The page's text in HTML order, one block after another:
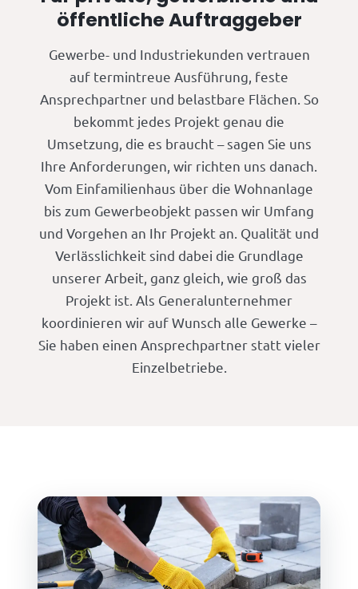
öffentliche Auftraggeber
Gewerbe- und Industriekunden vertrauen
auf termintreue Ausführung, feste
Ansprechpartner und belastbare Flächen. So
bekommt jedes Projekt genau die
Umsetzung, die es braucht – sagen Sie uns
Ihre Anforderungen, wir richten uns danach.
Vom Einfamilienhaus über die Wohnanlage
bis zum Gewerbeobjekt passen wir Umfang
und Vorgehen an Ihr Projekt an. Qualität und
Verlässlichkeit sind dabei die Grundlage
unserer Arbeit, ganz gleich, wie groß das
Projekt ist. Als Generalunternehmer
koordinieren wir auf Wunsch alle Gewerke –
Sie haben einen Ansprechpartner statt vieler
Einzelbetriebe.